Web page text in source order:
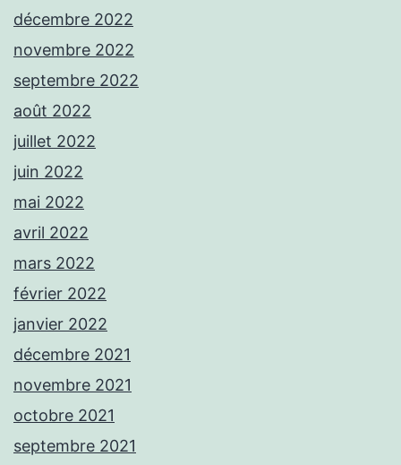
décembre 2022
novembre 2022
septembre 2022
août 2022
juillet 2022
juin 2022
mai 2022
avril 2022
mars 2022
février 2022
janvier 2022
décembre 2021
novembre 2021
octobre 2021
septembre 2021